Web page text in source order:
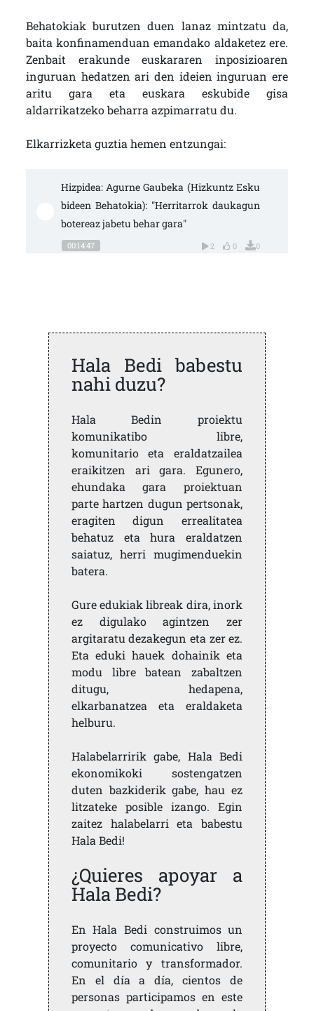
Behatokiak burutzen duen lanaz mintzatu da,
baita konfinamenduan emandako aldaketez ere.
Zenbait erakunde euskararen inposizioaren
inguruan hedatzen ari den ideien inguruan ere
aritu gara eta euskara eskubide gisa
aldarrikatzeko beharra azpimarratu du.
Elkarrizketa guztia hemen entzungai:
Hizpidea: Agurne Gaubeka (Hizkuntz Esku
bideen Behatokia): "Herritarrok daukagun
botereaz jabetu behar gara"
00:14:47 2 0 0
Hala Bedi babestu
nahi duzu?
Hala Bedin proiektu
komunikatibo libre,
komunitario eta eraldatzailea
eraikitzen ari gara. Egunero,
ehundaka gara proiektuan
parte hartzen dugun pertsonak,
eragiten digun errealitatea
behatuz eta hura eraldatzen
saiatuz, herri mugimenduekin
batera.
Gure edukiak libreak dira, inork
ez digulako agintzen zer
argitaratu dezakegun eta zer ez.
Eta eduki hauek dohainik eta
modu libre batean zabaltzen
ditugu, hedapena,
elkarbanatzea eta eraldaketa
helburu.
Halabelarririk gabe, Hala Bedi
ekonomikoki sostengatzen
duten bazkiderik gabe, hau ez
litzateke posible izango. Egin
zaitez halabelarri eta babestu
Hala Bedi!
¿Quieres apoyar a
Hala Bedi?
En Hala Bedi construimos un
proyecto comunicativo libre,
comunitario y transformador.
En el día a día, cientos de
personas participamos en este